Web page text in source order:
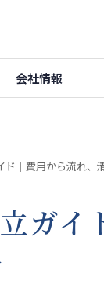
会社情報
ド｜費用から流れ、
ガイ